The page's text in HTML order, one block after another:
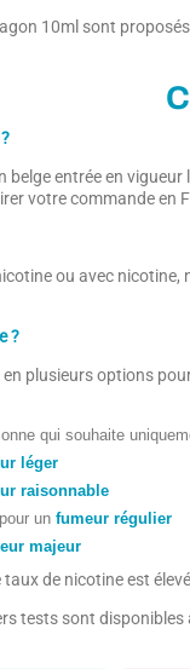
10ml sont
entrée en
votre commande en
ou avec
?
plusieurs options
qui souhaite
léger
raisonnable
un fumeur régulier
majeur
de nicotine est
tests sont